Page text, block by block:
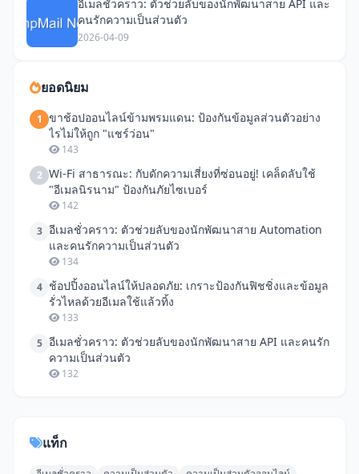
อีเมลชั่วคราว: ตัวช่วยลับของนักพัฒนาสาย API และ
คนรักความเป็นส่วนตัว
2026-04-09
ยอดนิยม
1 ขาช้อปออนไลน์ข้ามพรมแดน: ป้องกันข้อมูลส่วนตัวอย่าง
ไรไม่ให้ถูก "แชร์ว่อน"
143
2 Wi-Fi สาธารณะ: กับดักความเสี่ยงที่ซ่อนอยู่! เคล็ดลับใช้
"อีเมลนิรนาม" ป้องกันภัยไซเบอร์
142
3 อีเมลชั่วคราว: ตัวช่วยลับของนักพัฒนาสาย Automation
และคนรักความเป็นส่วนตัว
134
4 ช้อปปิ้งออนไลน์ให้ปลอดภัย: เกราะป้องกันฟิชชิ่งและข้อมูล
รั่วไหลด้วยอีเมลใช้แล้วทิ้ง
133
5 อีเมลชั่วคราว: ตัวช่วยลับของนักพัฒนาสาย API และคนรัก
ความเป็นส่วนตัว
132
แท็ก